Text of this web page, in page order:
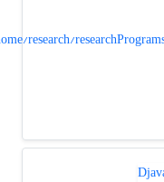
research/